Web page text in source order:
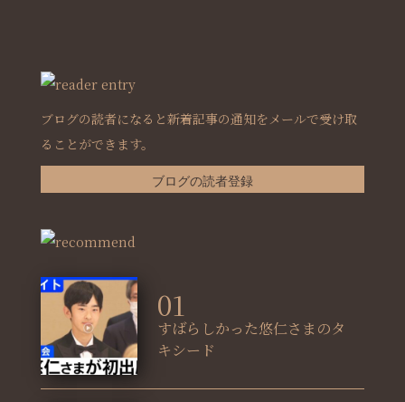
ブログの読者になると新着記事の通知をメールで受け取
ることができます。
ブログの読者登録
01
すばらしかった悠仁さまのタ
キシード